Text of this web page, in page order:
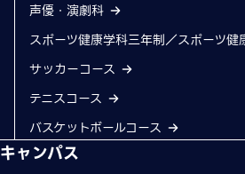
声優・演劇科
スポーツ健康学科三年制／スポーツ健
サッカーコース
テニスコース
バスケットボールコース
キャンパス